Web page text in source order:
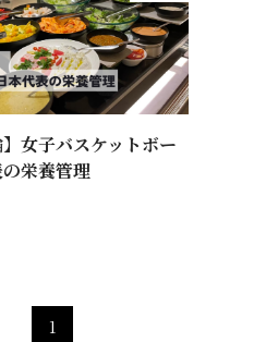
女子バスケットボー
栄養管理
1